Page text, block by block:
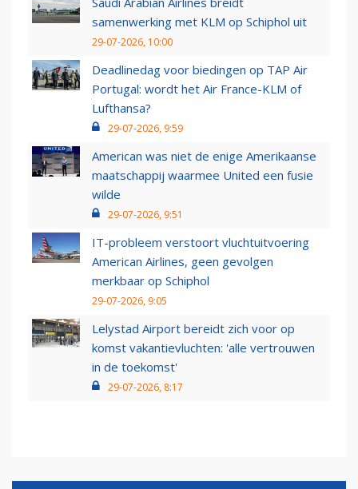
samenwerking met KLM op Schiphol uit
29-07-2026, 10:00
Deadlinedag voor biedingen op TAP Air
Portugal: wordt het Air France-KLM of
Lufthansa?
29-07-2026, 9:59
American was niet de enige Amerikaanse
maatschappij waarmee United een fusie
wilde
29-07-2026, 9:51
IT-probleem verstoort vluchtuitvoering
American Airlines, geen gevolgen
merkbaar op Schiphol
29-07-2026, 9:05
Lelystad Airport bereidt zich voor op
komst vakantievluchten: 'alle vertrouwen
in de toekomst'
29-07-2026, 8:17